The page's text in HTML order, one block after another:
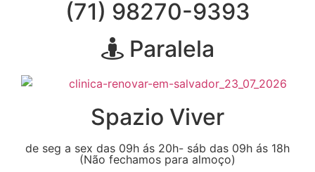
(71) 98270-9393
Paralela
Spazio Viver
de seg a sex das 09h ás 20h- sáb das 09h ás 18h
(Não fechamos para almoço)